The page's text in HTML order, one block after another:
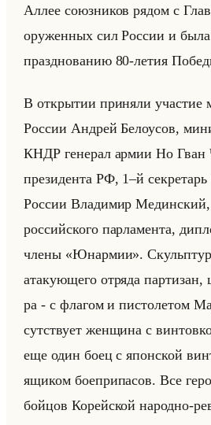
Аллее со­юз­ни­ков рядом с
ору­жен­ных сил Рос­сии и
празд­но­ва­нию 80-летия
В от­кры­тии при­ня­ли уча­стие
Рос­сии Ан­дрей Бе­ло­усов,
КНДР ге­не­рал армии Но
пре­зи­ден­та РФ, 1–й
Рос­сии Вла­ди­мир Медин­ский,
рос­сийско­го пар­ла­мен­та,
члены «Юнармии».
ата­ку­юще­го от­ря­да
ра - с фла­гом и пи­сто­ле­том
сут­ству­ет жен­щи­на с
еще один боец с япон­ской
ящи­ком бо­епри­па­сов. Все
бойцов Ко­рейской на­род­но-